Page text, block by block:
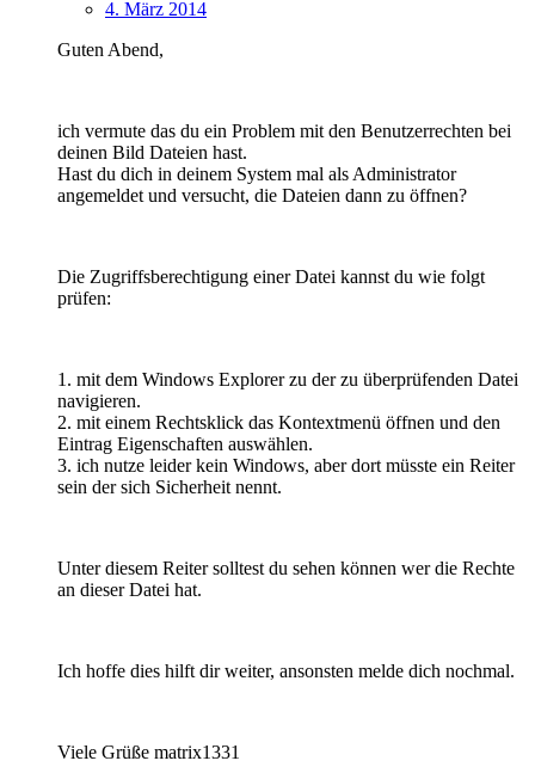
4. März 2014
Guten Abend,
ich vermute das du ein Problem mit den Benutzerrechten bei
deinen Bild Dateien hast.
Hast du dich in deinem System mal als Administrator
angemeldet und versucht, die Dateien dann zu öffnen?
Die Zugriffsberechtigung einer Datei kannst du wie folgt
prüfen:
1. mit dem Windows Explorer zu der zu überprüfenden Datei
navigieren.
2. mit einem Rechtsklick das Kontextmenü öffnen und den
Eintrag Eigenschaften auswählen.
3. ich nutze leider kein Windows, aber dort müsste ein Reiter
sein der sich Sicherheit nennt.
Unter diesem Reiter solltest du sehen können wer die Rechte
an dieser Datei hat.
Ich hoffe dies hilft dir weiter, ansonsten melde dich nochmal.
Viele Grüße matrix1331